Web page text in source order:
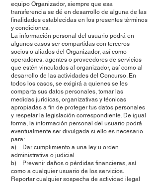
equipo Organizador, siempre que esa
transferencia se dé en desarrollo de alguna de las
finalidades establecidas en los presentes términos
y condiciones.
La información personal del usuario podrá en
algunos casos ser compartidas con terceros
socios o aliados del Organizador, así como
operadores, agentes o proveedores de servicios
que estén vinculados al organizador, así como al
desarrollo de las actividades del Concurso. En
todos los casos, se exigirá a quienes se les
comparta sus datos personales, tomar las
medidas jurídicas, organizativas y técnicas
apropiadas a fin de proteger tus datos personales
y respetar la legislación correspondiente. De igual
forma, la información personal del usuario podrá
eventualmente ser divulgada si ello es necesario
para:
a) Dar cumplimiento a una ley u orden
administrativa o judicial
b) Prevenir daños o pérdidas financieras, así
como a cualquier usuario de los servicios.
Reportar cualquier sospecha de actividad ilegal